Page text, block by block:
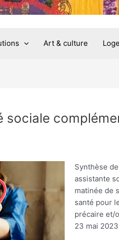
Art & culture
Synthèse
assistante
matinée de
santé pour
précaire et/
23 mai